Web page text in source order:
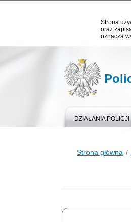
Strona
oraz
oznacza
DZIAŁANIA POLICJI
Strona główna